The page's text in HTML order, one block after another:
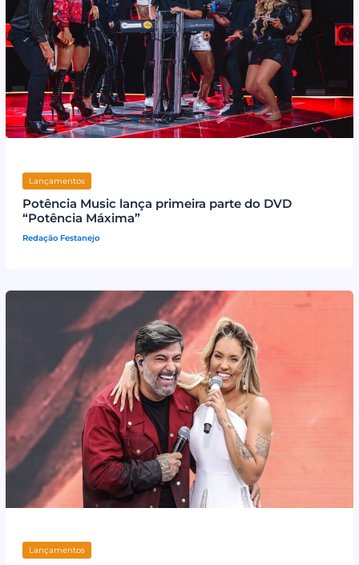
Lançamentos
Potência Music lança primeira parte do DVD
“Potência Máxima”
Redação Festanejo
Lançamentos